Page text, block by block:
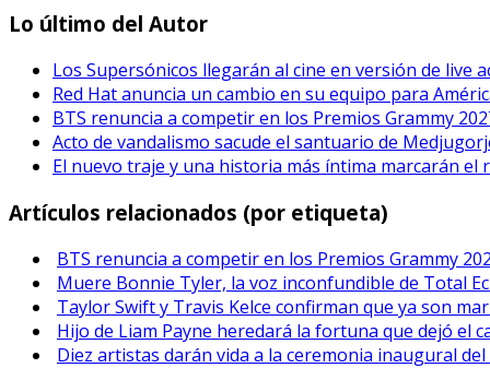
Lo último del Autor
Los Supersónicos llegarán al cine en versión de live
Red Hat anuncia un cambio en su equipo para
BTS renuncia a competir en los Premios Grammy
Acto de vandalismo sacude el santuario de
El nuevo traje y una historia más íntima marcarán el
Artículos relacionados (por etiqueta)
BTS renuncia a competir en los Premios Grammy
Muere Bonnie Tyler, la voz inconfundible de Total
Taylor Swift y Travis Kelce confirman que ya son
Hijo de Liam Payne heredará la fortuna que dejó el
Diez artistas darán vida a la ceremonia inaugural